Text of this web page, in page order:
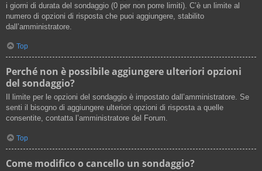
i giorni di durata del sondaggio (0 per non porre limiti). C’è un limite al
numero di opzioni di risposta che puoi aggiungere, stabilito
dall’amministratore.
Top
Perché non è possibile aggiungere ulteriori opzioni
del sondaggio?
Il limite per le opzioni del sondaggio è impostato dall’amministratore. Se
senti il bisogno di aggiungere ulteriori opzioni di risposta a quelle
consentite, contatta l’amministratore del Forum.
Top
Come modifico o cancello un sondaggio?